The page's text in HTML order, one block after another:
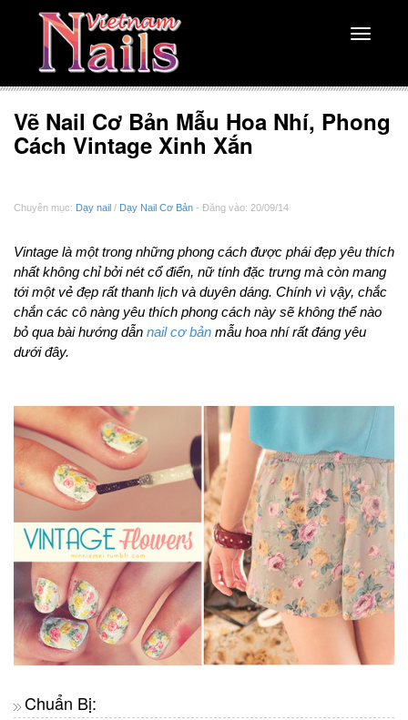
Toggle
Vẽ Nail Cơ Bản Mẫu Hoa Nhí, Phong
Cách Vintage Xinh Xắn
Chuyên mục: Dạy nail / Dạy Nail Cơ Bản - Đăng vào: 20/09/14
Vintage là một trong những phong cách được phái đẹp yêu thích
nhất không chỉ bởi nét cổ điển, nữ tính đặc trưng mà còn mang
tới một vẻ đẹp rất thanh lịch và duyên dáng. Chính vì vậy, chắc
chắn các cô nàng yêu thích phong cách này sẽ không thể nào
bỏ qua bài hướng dẫn nail cơ bản mẫu hoa nhí rất đáng yêu
dưới đây.
Chuẩn Bị: